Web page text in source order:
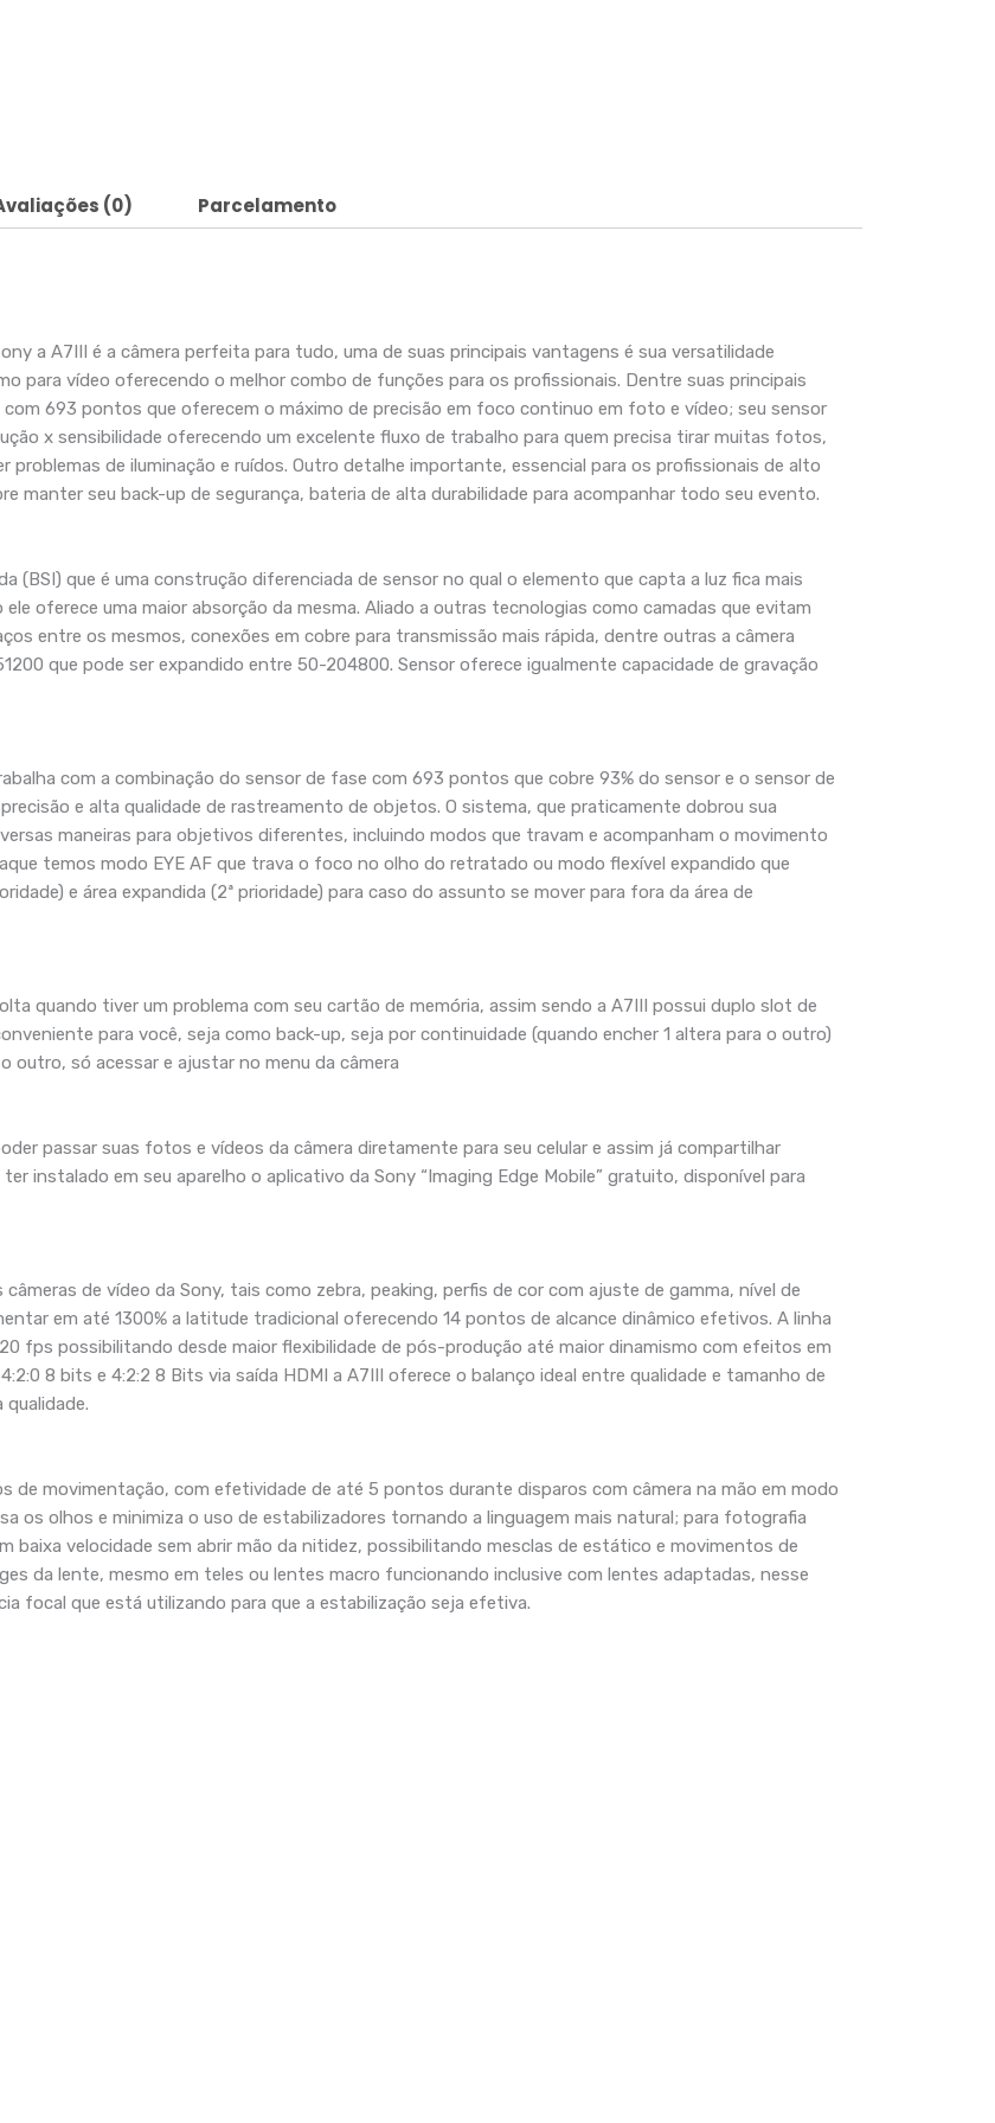
(0) Parcelamento
a A7III é a câmera perfeita para tudo, uma de suas principais vantagens é sua versatilidade
para vídeo oferecendo o melhor combo de funções para os profissionais. Dentre suas principais
693 pontos que oferecem o máximo de precisão em foco continuo em foto e vídeo; seu sensor
x sensibilidade oferecendo um excelente fluxo de trabalho para quem precisa tirar muitas fotos,
problemas de iluminação e ruídos. Outro detalhe importante, essencial para os profissionais de alto
manter seu back-up de segurança, bateria de alta durabilidade para acompanhar todo seu evento.
(BSI) que é uma construção diferenciada de sensor no qual o elemento que capta a luz fica mais
oferece uma maior absorção da mesma. Aliado a outras tecnologias como camadas que evitam
entre os mesmos, conexões em cobre para transmissão mais rápida, dentre outras a câmera
que pode ser expandido entre 50-204800. Sensor oferece igualmente capacidade de gravação
com a combinação do sensor de fase com 693 pontos que cobre 93% do sensor e o sensor de
e alta qualidade de rastreamento de objetos. O sistema, que praticamente dobrou sua
maneiras para objetivos diferentes, incluindo modos que travam e acompanham o movimento
temos modo EYE AF que trava o foco no olho do retratado ou modo flexível expandido que
e área expandida (2ª prioridade) para caso do assunto se mover para fora da área de
quando tiver um problema com seu cartão de memória, assim sendo a A7III possui duplo slot de
para você, seja como back-up, seja por continuidade (quando encher 1 altera para o outro)
outro, só acessar e ajustar no menu da câmera
passar suas fotos e vídeos da câmera diretamente para seu celular e assim já compartilhar
instalado em seu aparelho o aplicativo da Sony “Imaging Edge Mobile” gratuito, disponível para
de vídeo da Sony, tais como zebra, peaking, perfis de cor com ajuste de gamma, nível de
em até 1300% a latitude tradicional oferecendo 14 pontos de alcance dinâmico efetivos. A linha
fps possibilitando desde maior flexibilidade de pós-produção até maior dinamismo com efeitos em
8 bits e 4:2:2 8 Bits via saída HDMI a A7III oferece o balanço ideal entre qualidade e tamanho de
de movimentação, com efetividade de até 5 pontos durante disparos com câmera na mão em modo
os olhos e minimiza o uso de estabilizadores tornando a linguagem mais natural; para fotografia
baixa velocidade sem abrir mão da nitidez, possibilitando mesclas de estático e movimentos de
da lente, mesmo em teles ou lentes macro funcionando inclusive com lentes adaptadas, nesse
focal que está utilizando para que a estabilização seja efetiva.